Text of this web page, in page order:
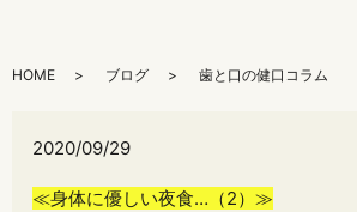
HOME ブログ 歯と口の健口コラム
2020/09/29
≪身体に優しい夜食…（2）≫